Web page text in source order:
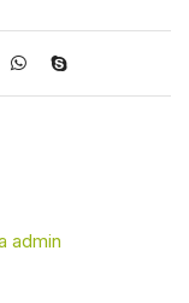
admin